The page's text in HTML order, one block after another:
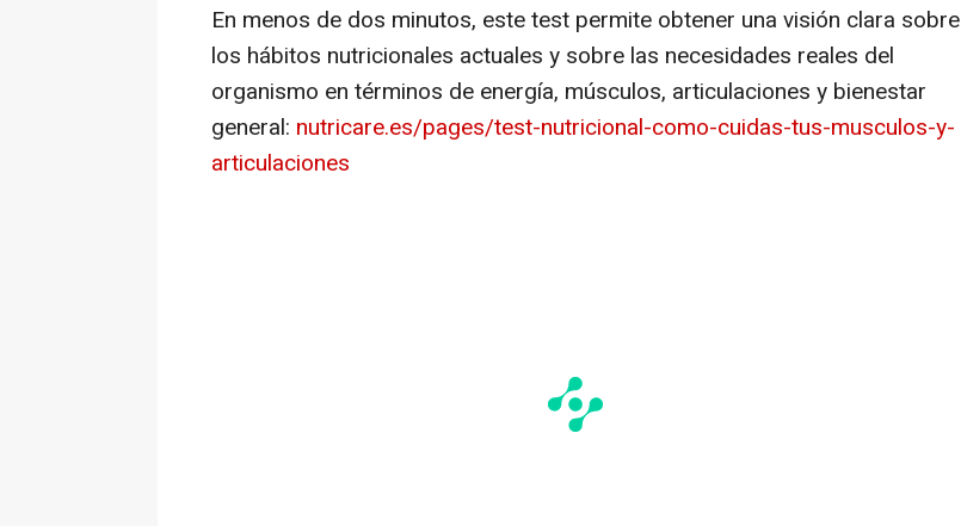
En menos de dos minutos, este test permite obtener una visión clara sobre
los hábitos nutricionales actuales y sobre las necesidades reales del
organismo en términos de energía, músculos, articulaciones y bienestar
general: nutricare.es/pages/test-nutricional-como-cuidas-tus-musculos-y-
articulaciones